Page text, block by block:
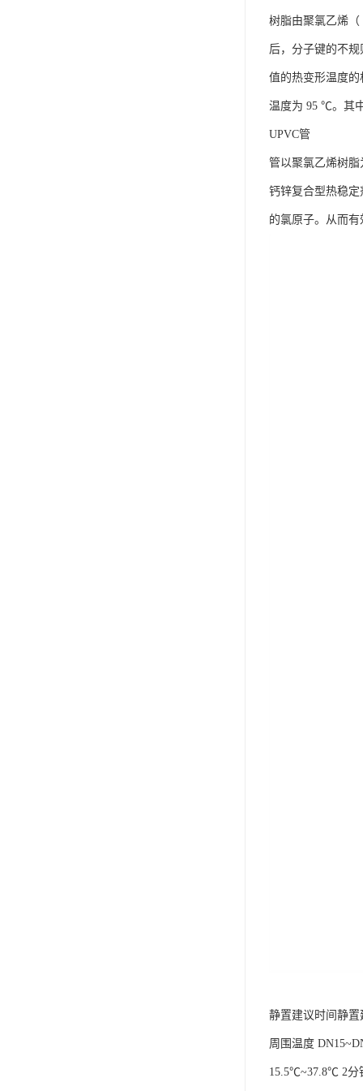
树脂由聚氯乙烯
后，分子键的不
值的热变形温度
温度为 95 ℃。其
UPVC管
管以聚氯乙烯树
钙锌复合型热稳
的氯原子。从而有
静置建议时间静置
周围温度
15.5℃~37.8℃ 2分